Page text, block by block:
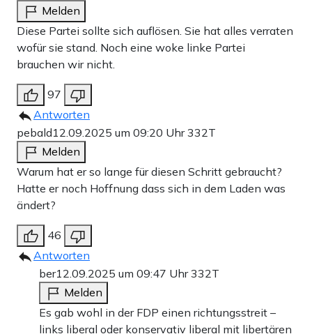
Melden
Diese Partei sollte sich auflösen. Sie hat alles verraten
wofür sie stand. Noch eine woke linke Partei
brauchen wir nicht.
97
Antworten
pebald12.09.2025 um 09:20 Uhr332T
Melden
Warum hat er so lange für diesen Schritt gebraucht?
Hatte er noch Hoffnung dass sich in dem Laden was
ändert?
46
Antworten
ber12.09.2025 um 09:47 Uhr332T
Melden
Es gab wohl in der FDP einen richtungsstreit –
links liberal oder konservativ liberal mit libertären